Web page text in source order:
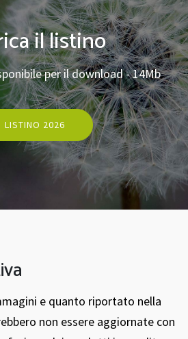
il listino
per il download - 14Mb
LISTINO 2026
e quanto riportato nella
non essere aggiornate con